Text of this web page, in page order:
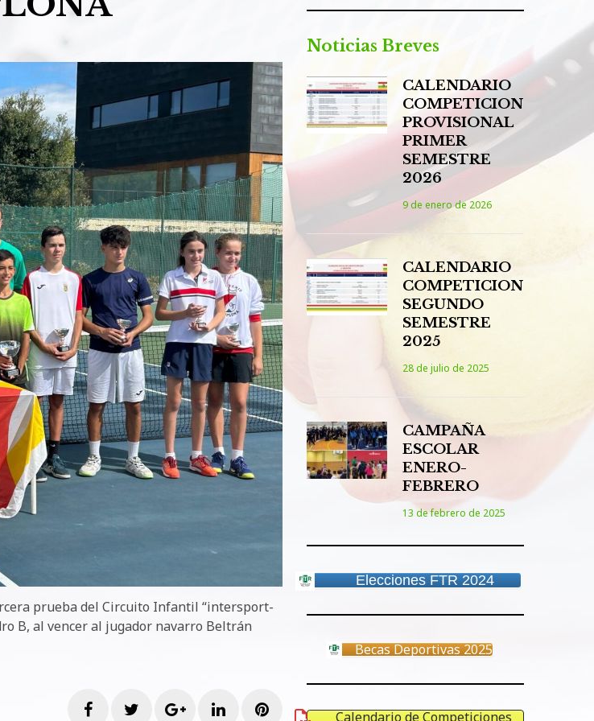
prueba del Circuito Infantil “intersport-
B, al vencer al jugador navarro Beltrán
FacebookTwitterGoogle+LinkedInPinterest
Noticias Breves
CALENDARIO
COMPETICION
PROVISIONAL
PRIMER
SEMESTRE
2026
9 de enero de 2026
CALENDARIO
COMPETICION
SEGUNDO
SEMESTRE
2025
28 de julio de 2025
CAMPAÑA
ESCOLAR
ENERO-
FEBRERO
13 de febrero de 2025
Elecciones FTR 2024
Becas Deportivas 2025
Calendario de Competiciones